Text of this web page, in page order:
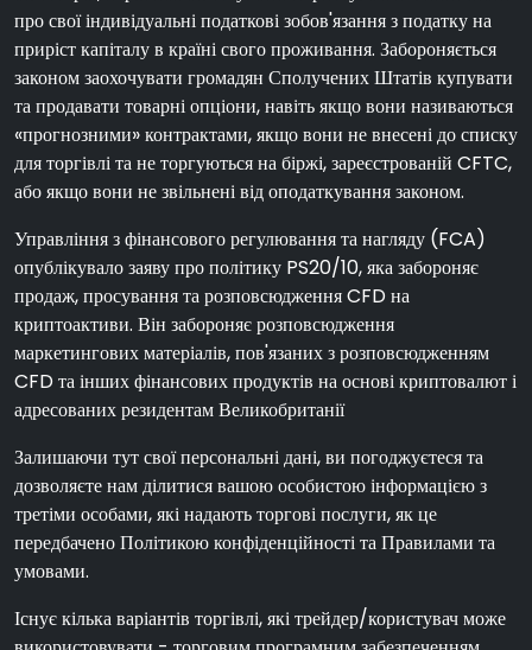
про свої індивідуальні податкові зобов'язання з податку на
приріст капіталу в країні свого проживання. Забороняється
законом заохочувати громадян Сполучених Штатів купувати
та продавати товарні опціони, навіть якщо вони називаються
«прогнозними» контрактами, якщо вони не внесені до списку
для торгівлі та не торгуються на біржі, зареєстрованій CFTC,
або якщо вони не звільнені від оподаткування законом.
Управління з фінансового регулювання та нагляду (FCA)
опублікувало заяву про політику PS20/10, яка забороняє
продаж, просування та розповсюдження CFD на
криптоактиви. Він забороняє розповсюдження
маркетингових матеріалів, пов'язаних з розповсюдженням
CFD та інших фінансових продуктів на основі криптовалют і
адресованих резидентам Великобританії
Залишаючи тут свої персональні дані, ви погоджуєтеся та
дозволяєте нам ділитися вашою особистою інформацією з
третіми особами, які надають торгові послуги, як це
передбачено Політикою конфіденційності та Правилами та
умовами.
Існує кілька варіантів торгівлі, які трейдер/користувач може